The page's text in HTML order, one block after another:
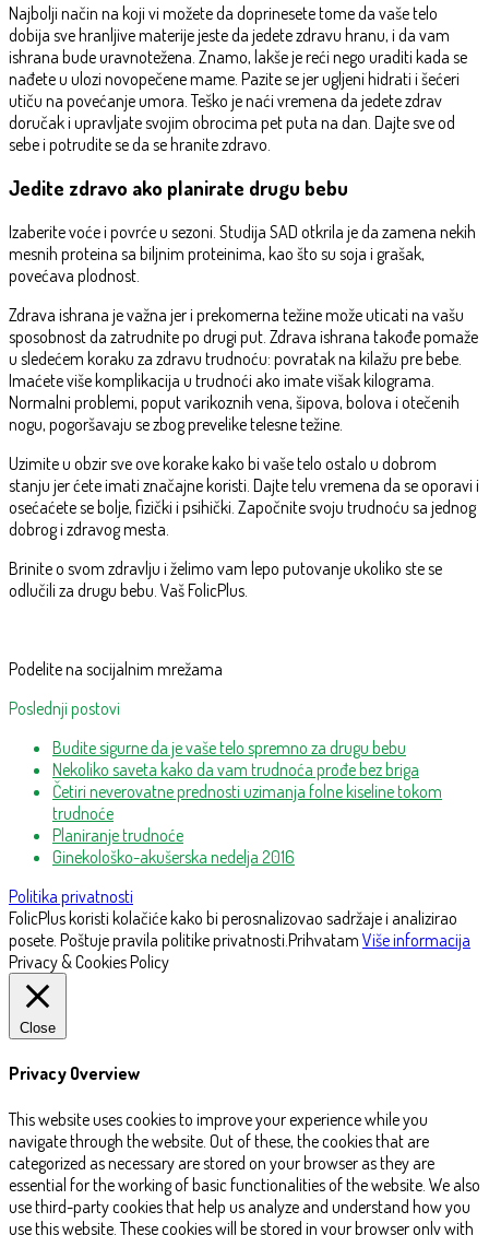
Najbolji način na koji vi možete da doprinesete tome da vaše telo
dobija sve hranljive materije jeste da jedete zdravu hranu, i da vam
ishrana bude uravnotežena. Znamo, lakše je reći nego uraditi kada se
nađete u ulozi novopečene mame. Pazite se jer ugljeni hidrati i šećeri
utiču na povećanje umora. Teško je naći vremena da jedete zdrav
doručak i upravljate svojim obrocima pet puta na dan. Dajte sve od
sebe i potrudite se da se hranite zdravo.
Jedite zdravo ako planirate drugu bebu
Izaberite voće i povrće u sezoni. Studija SAD otkrila je da zamena nekih
mesnih proteina sa biljnim proteinima, kao što su soja i grašak,
povećava plodnost.
Zdrava ishrana je važna jer i prekomerna težine može uticati na vašu
sposobnost da zatrudnite po drugi put. Zdrava ishrana takođe pomaže
u sledećem koraku za zdravu trudnoću: povratak na kilažu pre bebe.
Imaćete više komplikacija u trudnoći ako imate višak kilograma.
Normalni problemi, poput varikoznih vena, šipova, bolova i otečenih
nogu, pogoršavaju se zbog prevelike telesne težine.
Uzimite u obzir sve ove korake kako bi vaše telo ostalo u dobrom
stanju jer ćete imati značajne koristi. Dajte telu vremena da se oporavi i
osećaćete se bolje, fizički i psihički. Započnite svoju trudnoću sa jednog
dobrog i zdravog mesta.
Brinite o svom zdravlju i želimo vam lepo putovanje ukoliko ste se
odlučili za drugu bebu. Vaš FolicPlus.
Podelite na socijalnim mrežama
Poslednji postovi
Budite sigurne da je vaše telo spremno za drugu bebu
Nekoliko saveta kako da vam trudnoća prođe bez briga
Četiri neverovatne prednosti uzimanja folne kiseline tokom
trudnoće
Planiranje trudnoće
Ginekološko-akušerska nedelja 2016
Politika privatnosti
FolicPlus koristi kolačiće kako bi perosnalizovao sadržaje i analizirao
posete. Poštuje pravila politike privatnosti.Prihvatam Više informacija
Privacy & Cookies Policy
Close
Privacy Overview
This website uses cookies to improve your experience while you
navigate through the website. Out of these, the cookies that are
categorized as necessary are stored on your browser as they are
essential for the working of basic functionalities of the website. We also
use third-party cookies that help us analyze and understand how you
use this website. These cookies will be stored in your browser only with